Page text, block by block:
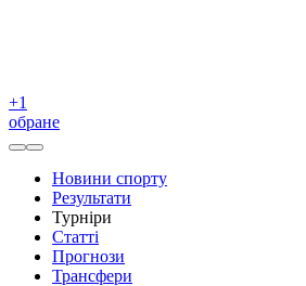
+1
обране
Новини спорту
Результати
Турніри
Статті
Прогнози
Трансфери